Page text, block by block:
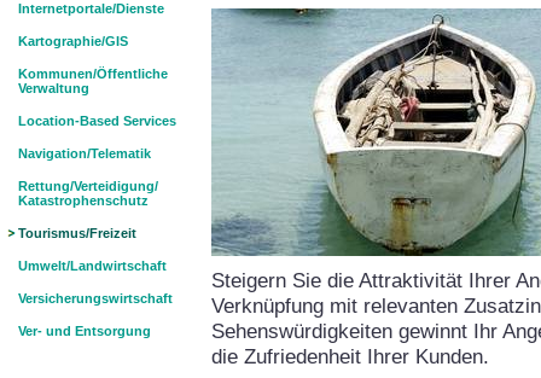
Internetportale/Dienste
Kartographie/GIS
Kommunen/Öffentliche
Verwaltung
Location-Based Services
Navigation/Telematik
Rettung/Verteidigung/
Katastrophenschutz
Tourismus/Freizeit
Umwelt/Landwirtschaft
Versicherungswirtschaft
Ver- und Entsorgung
Steigern Sie die Attraktivität Ihrer
Verknüpfung mit relevanten
Sehenswürdigkeiten gewinnt Ihr
die Zufriedenheit Ihrer Kunden.